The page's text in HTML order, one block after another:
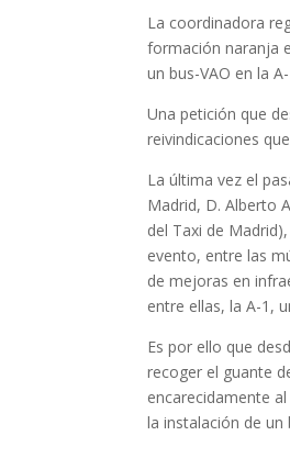
La coordinadora
formación naranja
un bus-VAO en la
Una petición que
reivindicaciones
La última vez el
Madrid, D. Alberto
del Taxi de
evento, entre las
de mejoras en
entre ellas, la A-1,
Es por ello que
recoger el guante
encarecidamente
la instalación de un